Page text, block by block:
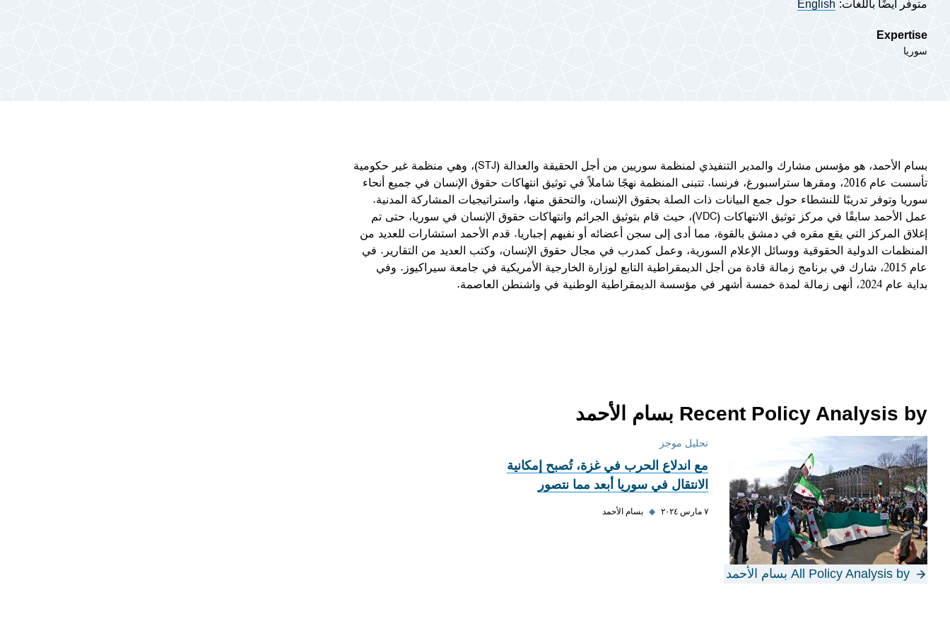
متوفر أيضًا باللغات: English
Expertise
سوريا
بسام الأحمد، هو مؤسس مشارك والمدير التنفيذي لمنظمة سوريين من أجل الحقيقة والعدالة (STJ)، وهي منظمة غير حكومية
تأسست عام 2016، ومقرها ستراسبورغ، فرنسا. تتبنى المنظمة نهجًا شاملاً في توثيق انتهاكات حقوق الإنسان في جميع أنحاء
سوريا وتوفر تدريبًا للنشطاء حول جمع البيانات ذات الصلة بحقوق الإنسان، والتحقق منها، واستراتيجيات المشاركة المدنية.
عمل الأحمد سابقًا في مركز توثيق الانتهاكات (VDC)، حيث قام بتوثيق الجرائم وانتهاكات حقوق الإنسان في سوريا، حتى تم
إغلاق المركز التي يقع مقره في دمشق بالقوة، مما أدى إلى سجن أعضائه أو نفيهم إجباريا. قدم الأحمد استشارات للعديد من
المنظمات الدولية الحقوقية ووسائل الإعلام السورية، وعمل كمدرب في مجال حقوق الإنسان، وكتب العديد من التقارير. في
عام 2015، شارك في برنامج زمالة قادة من أجل الديمقراطية التابع لوزارة الخارجية الأمريكية في جامعة سيراكيوز. وفي
بداية عام 2024، أنهى زمالة لمدة خمسة أشهر في مؤسسة الديمقراطية الوطنية في واشنطن العاصمة.
Recent Policy Analysis by بسام الأحمد
تحليل موجز
مع اندلاع الحرب في غزة، تُصبح إمكانية
الانتقال في سوريا أبعد مما نتصور
٧ مارس ٢٠٢٤ ◆ بسام الأحمد
All Policy Analysis by بسام الأحمد